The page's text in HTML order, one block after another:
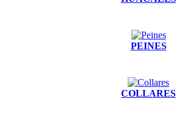
PEINES
COLLARES